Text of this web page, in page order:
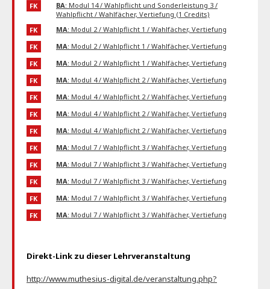
FK
BA: Modul 14 / Wahlpflicht und Sonderleistung 3 /
Wahlpflicht / Wahlfächer, Vertiefung (1 Credits)
FK
MA: Modul 2 / Wahlpflicht 1 / Wahlfächer, Vertiefung
FK
MA: Modul 2 / Wahlpflicht 1 / Wahlfächer, Vertiefung
FK
MA: Modul 2 / Wahlpflicht 1 / Wahlfächer, Vertiefung
FK
MA: Modul 4 / Wahlpflicht 2 / Wahlfächer, Vertiefung
FK
MA: Modul 4 / Wahlpflicht 2 / Wahlfächer, Vertiefung
FK
MA: Modul 4 / Wahlpflicht 2 / Wahlfächer, Vertiefung
FK
MA: Modul 4 / Wahlpflicht 2 / Wahlfächer, Vertiefung
FK
MA: Modul 7 / Wahlpflicht 3 / Wahlfächer, Vertiefung
FK
MA: Modul 7 / Wahlpflicht 3 / Wahlfächer, Vertiefung
FK
MA: Modul 7 / Wahlpflicht 3 / Wahlfächer, Vertiefung
FK
MA: Modul 7 / Wahlpflicht 3 / Wahlfächer, Vertiefung
FK
MA: Modul 7 / Wahlpflicht 3 / Wahlfächer, Vertiefung
Direkt-Link zu dieser Lehrveranstaltung
http://www.muthesius-digital.de/veranstaltung.php?